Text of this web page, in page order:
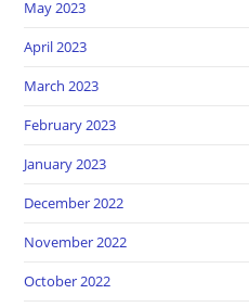
May 2023
April 2023
March 2023
February 2023
January 2023
December 2022
November 2022
October 2022